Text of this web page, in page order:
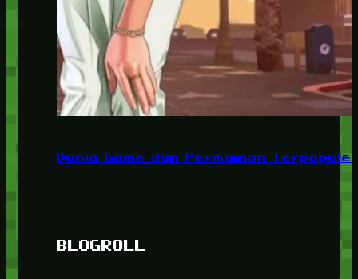
Dunia Game dan Permainan
BLOGROLL